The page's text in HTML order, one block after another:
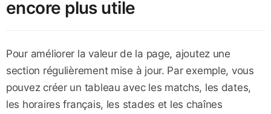
encore plus utile
Pour améliorer la valeur de la page, ajoutez une
section régulièrement mise à jour. Par exemple, vous
pouvez créer un tableau avec les matchs, les dates,
les horaires français, les stades et les chaînes